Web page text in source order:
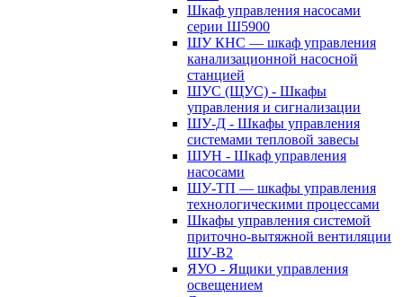
Шкаф управления насосами
серии Ш5900
ШУ КНС — шкаф управления
канализационной насосной
станцией
ШУС (ЩУС) - Шкафы
управления и сигнализации
ШУ-Д - Шкафы управления
системами тепловой завесы
ШУН - Шкаф управления
насосами
ШУ-ТП — шкафы управления
технологическими процессами
Шкафы управления системой
приточно-вытяжной вентиляции
ШУ-В2
ЯУО - Ящики управления
освещением